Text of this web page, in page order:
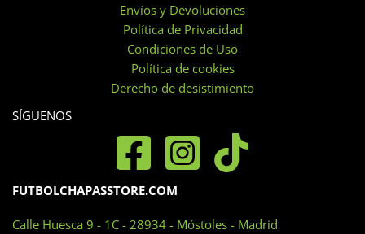
Envíos y Devoluciones
Política de Privacidad
Condiciones de Uso
Política de cookies
Derecho de desistimiento
SÍGUENOS
FUTBOLCHAPASSTORE.COM
Calle Huesca 9 - 1C - 28934 - Móstoles - Madrid